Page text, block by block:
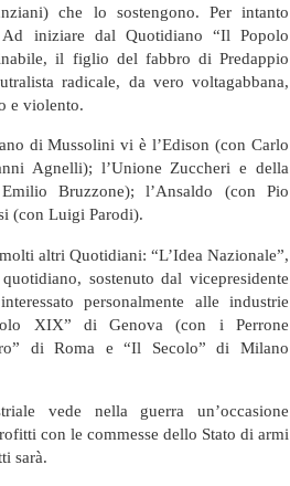
che lo sostengono. Per intanto
iniziare dal Quotidiano “Il Popolo
il figlio del fabbro di Predappio
radicale, da vero voltagabbana,
e violento.
di Mussolini vi è l’Edison (con Carlo
Agnelli); l’Unione Zuccheri e della
Bruzzone); l’Ansaldo (con Pio
(con Luigi Parodi).
altri Quotidiani: “L’Idea Nazionale”,
sostenuto dal vicepresidente
personalmente alle industrie
XIX” di Genova (con i Perrone
di Roma e “Il Secolo” di Milano
vede nella guerra un’occasione
con le commesse dello Stato di armi
sarà.